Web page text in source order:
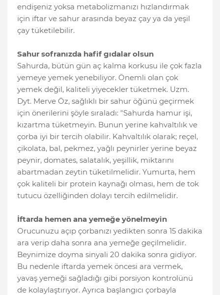
endişeniz yoksa metabolizmanızı hızlandırmak
için iftar ve sahur arasında beyaz çay ya da yeşil
çay tüketilebilir.
Sahur sofranızda hafif gıdalar olsun
Sahurda, bütün gün aç kalma korkusu ile çok fazla
yemeye yemek yenebiliyor. Önemli olan çok
yemek değil, kaliteli yiyecekler tüketmek. Uzm.
Dyt. Merve Öz, sağlıklı bir sahur öğünü geçirmek
için önerilerini şöyle sıraladı: "Sahurda hamur işi,
kızartma tüketmeyin. Bunun yerine kahvaltılık ve
çorba iyi bir tercih olabilir. Kahvaltılık olarak; reçel,
çikolata, bal, pekmez, yağlı peynirler yerine beyaz
peynir, domates, salatalık, yeşillik, miktarını
abartmadan zeytin tüketilmelidir. Yumurta, hem
çok kaliteli bir protein kaynağı olması, hem de tok
tutucu özelliğinden dolayı tercih edilmelidir.
İftarda hemen ana yemeğe yönelmeyin
Orucunuzu açıp çorbanızı yedikten sonra 15 dakika
ara verip daha sonra ana yemeğe geçilmelidir.
Beynimize doyma sinyali 20 dakika sonra gidiyor.
Bu nedenle iftarda yemek öncesi ara vermek,
yavaş yemeği sağladığı gibi porsiyon kontrolünü
de kolaylaştırıyor. Ayrıca başlangıcı çorbayla